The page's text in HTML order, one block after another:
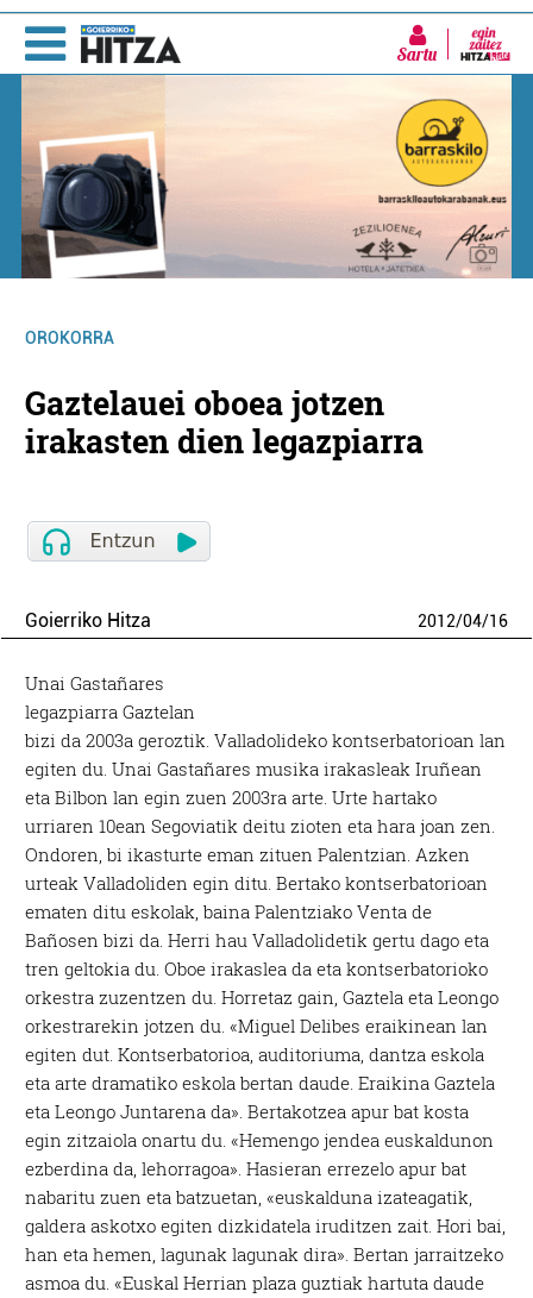
Sartu
OROKORRA
Gaztelauei oboea jotzen
irakasten dien legazpiarra
Goierriko Hitza 2012/04/16
Unai Gastañares
legazpiarra Gaztelan
bizi da 2003a geroztik. Valladolideko kontserbatorioan lan
egiten du. Unai Gastañares musika irakasleak Iruñean
eta Bilbon lan egin zuen 2003ra arte. Urte hartako
urriaren 10ean Segoviatik deitu zioten eta hara joan zen.
Ondoren, bi ikasturte eman zituen Palentzian. Azken
urteak Valladoliden egin ditu. Bertako kontserbatorioan
ematen ditu eskolak, baina Palentziako Venta de
Bañosen bizi da. Herri hau Valladolidetik gertu dago eta
tren geltokia du. Oboe irakaslea da eta kontserbatorioko
orkestra zuzentzen du. Horretaz gain, Gaztela eta Leongo
orkestrarekin jotzen du. «Miguel Delibes eraikinean lan
egiten dut. Kontserbatorioa, auditoriuma, dantza eskola
eta arte dramatiko eskola bertan daude. Eraikina Gaztela
eta Leongo Juntarena da». Bertakotzea apur bat kosta
egin zitzaiola onartu du. «Hemengo jendea euskaldunon
ezberdina da, lehorragoa». Hasieran errezelo apur bat
nabaritu zuen eta batzuetan, «euskalduna izateagatik,
galdera askotxo egiten dizkidatela iruditzen zait. Hori bai,
han eta hemen, lagunak lagunak dira». Bertan jarraitzeko
asmoa du. «Euskal Herrian plaza guztiak hartuta daude